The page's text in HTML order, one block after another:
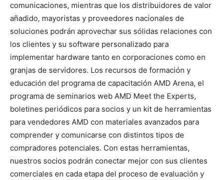
comunicaciones, mientras que los distribuidores de valor
añadido, mayoristas y proveedores nacionales de
soluciones podrán aprovechar sus sólidas relaciones con
los clientes y su software personalizado para
implementar hardware tanto en corporaciones como en
granjas de servidores. Los recursos de formación y
educación del programa de capacitación AMD Arena, el
programa de seminarios web AMD Meet the Experts,
boletines periódicos para socios y un kit de herramientas
para vendedores AMD con materiales avanzados para
comprender y comunicarse con distintos tipos de
compradores potenciales. Con estas herramientas,
nuestros socios podrán conectar mejor con sus clientes
comerciales en cada etapa del proceso de evaluación y